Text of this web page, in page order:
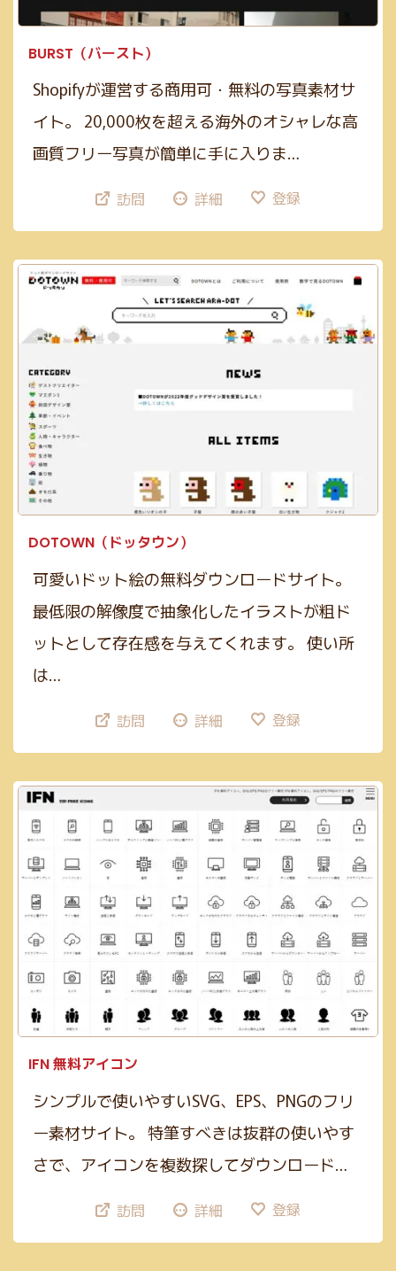
BURST（バースト）
Shopifyが運営する商用可・無料の写真素材サ
イト。 20,000枚を超える海外のオシャレな高
画質フリー写真が簡単に手に入りま…
訪問 詳細 登録
DOTOWN（ドッタウン）
可愛いドット絵の無料ダウンロードサイト。
最低限の解像度で抽象化したイラストが粗ド
ットとして存在感を与えてくれます。 使い所
は…
訪問 詳細 登録
IFN 無料アイコン
シンプルで使いやすいSVG、EPS、PNGのフリ
ー素材サイト。 特筆すべきは抜群の使いやす
さで、アイコンを複数探してダウンロード…
訪問 詳細 登録